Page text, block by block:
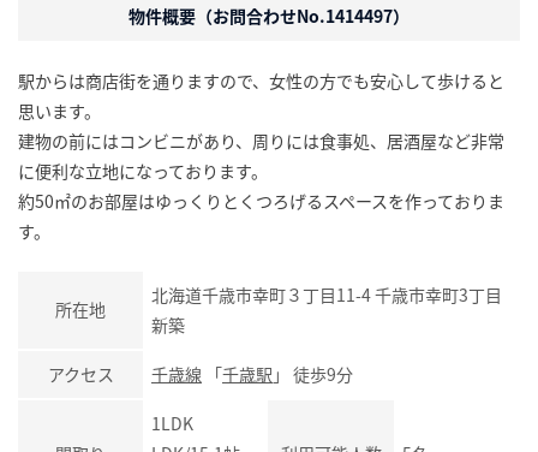
物件概要（お問合わせNo.1414497）
駅からは商店街を通りますので、女性の方でも安心して歩けると
思います。
建物の前にはコンビニがあり、周りには食事処、居酒屋など非常
に便利な立地になっております。
約50㎡のお部屋はゆっくりとくつろげるスペースを作っておりま
す。
所在地
北海道千歳市幸町３丁目11-4 千歳市幸町3丁目
新築
アクセス 千歳線 「千歳駅 」 徒歩9分
1LDK